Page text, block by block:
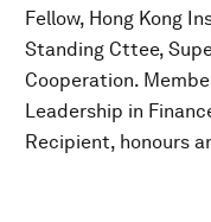
Fellow, Hong Kong
Standing Cttee,
Cooperation.
Leadership in
Recipient, honours